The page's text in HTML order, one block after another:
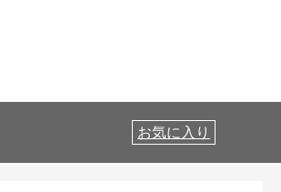
お気に入り